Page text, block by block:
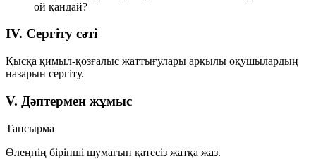
ой қандай?
IV. Сергіту сәті
Қысқа қимыл-қозғалыс жаттығулары арқылы оқушылардың
назарын сергіту.
V. Дәптермен жұмыс
Тапсырма
Өлеңнің бірінші шумағын қатесіз жатқа жаз.